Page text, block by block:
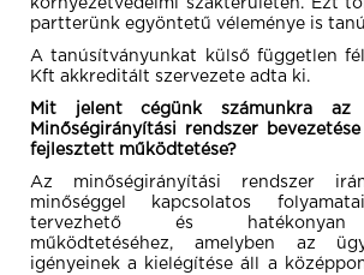
környezetvédelmi szakterületen. Ezt
partterünk egyöntetű véleménye is
A tanúsítványunkat külső független
Kft akkreditált szervezete adta ki.
Mit jelent cégünk számunkra az
Minőségirányítási rendszer
fejlesztett működtetése?
Az minőségirányítási rendszer
minőséggel kapcsolatos
tervezhető és hatékonyan
működtetéséhez, amelyben az
igényeinek a kielégítése áll a